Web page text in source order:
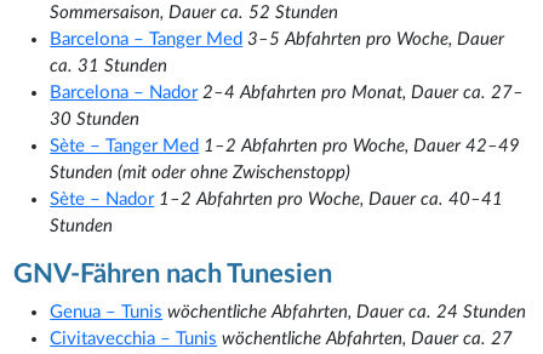
Sommersaison, Dauer ca. 52 Stunden
Barcelona – Tanger Med 3–5 Abfahrten pro Woche, Dauer
ca. 31 Stunden
Barcelona – Nador 2–4 Abfahrten pro Monat, Dauer ca. 27–
30 Stunden
Sète – Tanger Med 1–2 Abfahrten pro Woche, Dauer 42–49
Stunden (mit oder ohne Zwischenstopp)
Sète – Nador 1–2 Abfahrten pro Woche, Dauer ca. 40–41
Stunden
GNV-Fähren nach Tunesien
Genua – Tunis wöchentliche Abfahrten, Dauer ca. 24 Stunden
Civitavecchia – Tunis wöchentliche Abfahrten, Dauer ca. 27